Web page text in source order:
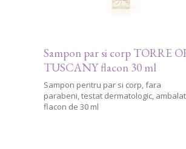
Sampon par si corp TORRE
TUSCANY flacon 30 ml
Sampon pentru par si corp, fara
parabeni, testat dermatologic,
flacon de 30 ml